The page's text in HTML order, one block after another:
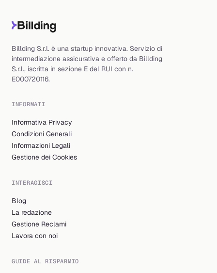
Billding S.r.l. è una startup innovativa. Servizio di
intermediazione assicurativa e offerto da Billding
S.r.l., iscritta in sezione E del RUI con n.
E000720116.
INFORMATI
Informativa Privacy
Condizioni Generali
Informazioni Legali
Gestione dei Cookies
INTERAGISCI
Blog
La redazione
Gestione Reclami
Lavora con noi
GUIDE AL RISPARMIO